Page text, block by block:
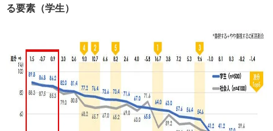
る要素（学生）